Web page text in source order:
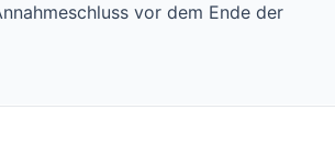
vor dem Ende der